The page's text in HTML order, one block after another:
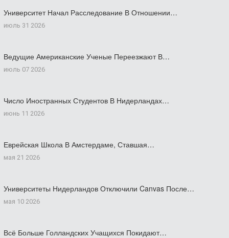
Университет Начал Расследование В Отношении…
июль 31 2026
Ведущие Американские Ученые Переезжают В…
июль 07 2026
Число Иностранных Студентов В Нидерландах…
июнь 11 2026
Еврейская Школа В Амстердаме, Ставшая…
мая 21 2026
Университеты Нидерландов Отключили Canvas После…
мая 10 2026
Всё Больше Голландских Учащихся Покидают…